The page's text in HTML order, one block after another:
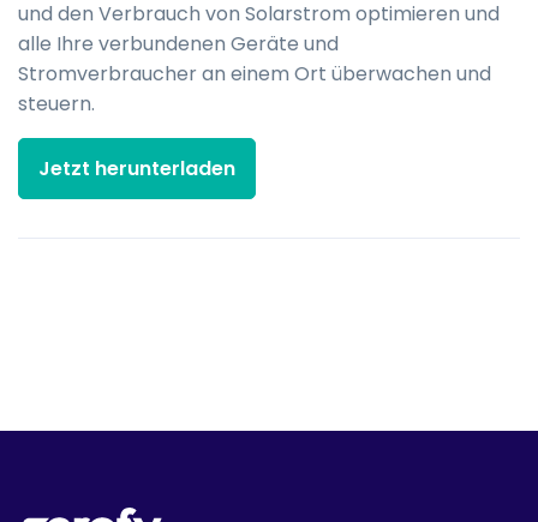
und den Verbrauch von Solarstrom optimieren und
alle Ihre verbundenen Geräte und
Stromverbraucher an einem Ort überwachen und
steuern.
Jetzt herunterladen